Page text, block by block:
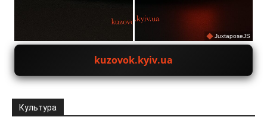
JuxtaposeJS
kuzovok.kyiv.ua
Культура